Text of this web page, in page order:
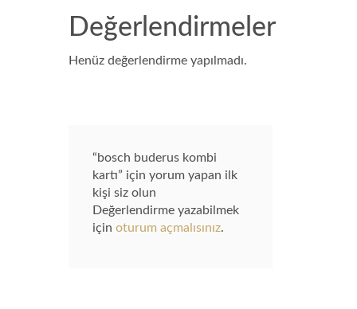
Değerlendirmeler
Henüz değerlendirme yapılmadı.
“bosch buderus kombi
kartı” için yorum yapan ilk
kişi siz olun
Değerlendirme yazabilmek
içinoturum açmalısınız.